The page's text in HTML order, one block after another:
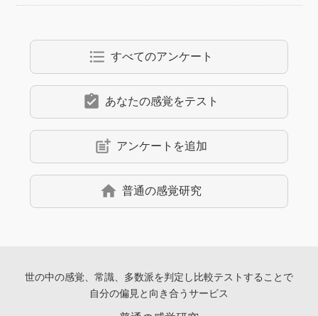
format_list_bulleted すべてのアンケート
assignment_turned_in あなたの感覚をテスト
post_add アンケートを追加
home 普通の感覚研究
世の中の感覚、常識、多数派を判定し 比較テストすることで
自分の偏見と向き合うサービス